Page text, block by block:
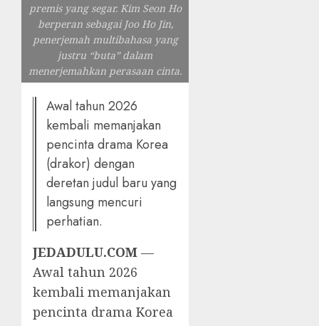
premis yang segar. Kim Seon Ho
berperan sebagai Joo Ho Jin,
penerjemah multibahasa yang
justru “buta” dalam
menerjemahkan perasaan cinta.
Awal tahun 2026
kembali memanjakan
pencinta drama Korea
(drakor) dengan
deretan judul baru yang
langsung mencuri
perhatian.
JEDADULU.COM —
Awal tahun 2026
kembali memanjakan
pencinta drama Korea